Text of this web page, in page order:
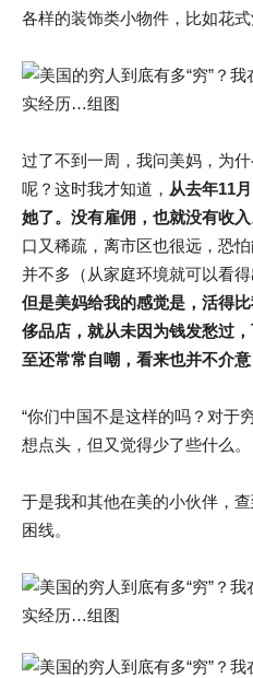
各样的装饰类小物件，比如花式
过了不到一周，我问美妈，为
呢？这时我才知道， 从去年11
她了。没有雇佣，也就没有收入
口又稀疏，离市区也很远，恐
并不多（从家庭环境就可以看
但是美妈给我的感觉是，活得
侈品店，就从未因为钱发愁过
至还常常自嘲，看来也并不介意
“你们中国不是这样的吗？对于
想点头，但又觉得少了些什么。
于是我和其他在美的小伙伴，
困线。